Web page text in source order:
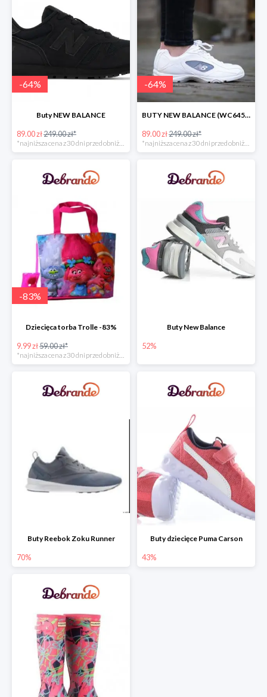
-64%
Buty NEW BALANCE
89.00 zł249.00 zł*
*najniższa cena z 30 dni przed obniżką
-64%
BUTY NEW BALANCE (WC645CC)
89.00 zł249.00 zł*
*najniższa cena z 30 dni przed obniżką
-83%
Dziecięca torba Trolle -83%
9.99 zł59.00 zł*
Buty New Balance
52%
Buty Reebok Zoku Runner
70%
Buty dziecięce Puma Carson
43%